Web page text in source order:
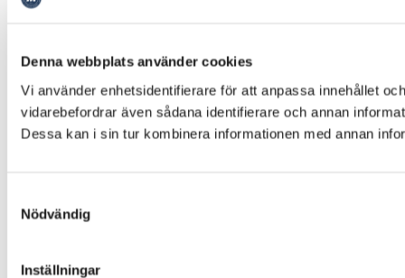
Denna webbplats använder cookies
Vi använder enhetsidentifierare för att anpassa innehållet
vidarebefordrar även sådana identifierare och annan
Dessa kan i sin tur kombinera informationen med annan
Nödvändig
Inställningar